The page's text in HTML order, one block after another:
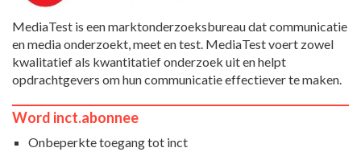
MediaTest is een marktonderzoeksbureau dat communicatie
en media onderzoekt, meet en test. MediaTest voert zowel
kwalitatief als kwantitatief onderzoek uit en helpt
opdrachtgevers om hun communicatie effectiever te maken.
Word inct.abonnee
Onbeperkte toegang tot inct